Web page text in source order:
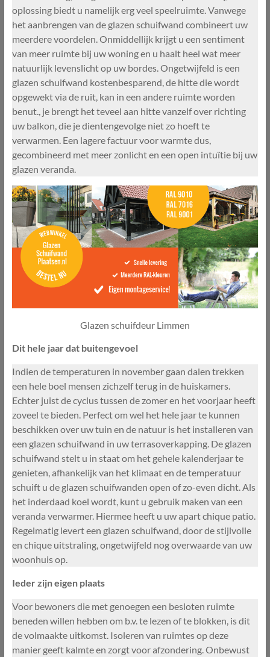
oplossing biedt u namelijk erg veel speelruimte. Vanwege
het aanbrengen van de glazen schuifwand combineert uw
meerdere voordelen. Onmiddellijk krijgt u een sentiment
van meer ruimte bij uw woning en u haalt heel wat meer
natuurlijk levenslicht op uw bordes. Ongetwijfeld is een
glazen schuifwand kostenbesparend, de hitte die wordt
opgewekt via de ruit, kan in een andere ruimte worden
benut., je brengt het teveel aan hitte vanzelf over richting
uw balkon, die je dientengevolge niet zo hoeft te
verwarmen. Een lagere factuur voor warmte dus,
gecombineerd met meer zonlicht en een open intuïtie bij uw
glazen veranda.
Glazen schuifdeur Limmen
Dit hele jaar dat buitengevoel
Indien de temperaturen in november gaan dalen trekken
een hele boel mensen zichzelf terug in de huiskamers.
Echter juist de cyclus tussen de zomer en het voorjaar heeft
zoveel te bieden. Perfect om wel het hele jaar te kunnen
beschikken over uw tuin en de natuur is het installeren van
een glazen schuifwand in uw terrasoverkapping. De glazen
schuifwand stelt u in staat om het gehele kalenderjaar te
genieten, afhankelijk van het klimaat en de temperatuur
schuift u de glazen schuifwanden open of zo-even dicht. Als
het inderdaad koel wordt, kunt u gebruik maken van een
veranda verwarmer. Hiermee heeft u uw apart chique patio.
Regelmatig levert een glazen schuifwand, door de stijlvolle
en chique uitstraling, ongetwijfeld nog overwaarde van uw
woonhuis op.
Ieder zijn eigen plaats
Voor bewoners die met genoegen een besloten ruimte
beneden willen hebben om b.v. te lezen of te blokken, is dit
de volmaakte uitkomst. Isoleren van ruimtes op deze
manier geeft kalmte en zorgt voor afzondering. Onbewust